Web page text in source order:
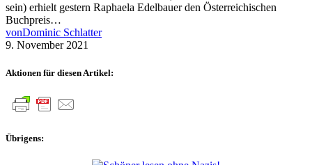
sein) erhielt gestern Raphaela Edelbauer den Österreichischen
Buchpreis…
vonDominic Schlatter
9. November 2021
Aktionen für diesen Artikel:
Übrigens: